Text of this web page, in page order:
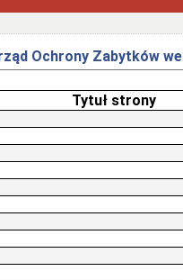
Ochrony Zabytków
Tytuł strony